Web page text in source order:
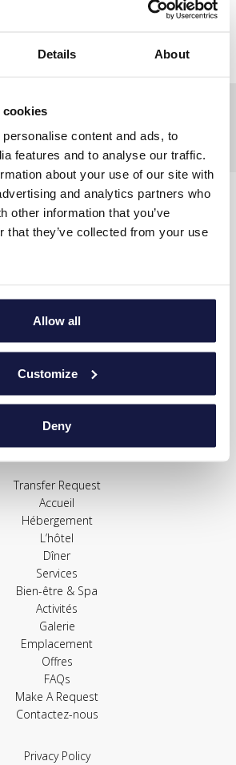
Details About
cookies
content and ads, to
features and to analyse our traffic.
about your use of our site with
and analytics partners who
other information that you’ve
that they’ve collected from your use
Allow all
Customize
Deny
CONTACT US
Str., 700 07 Stalida, Crete Greece
+30 28970 31341
reservations@ikarosvillage.gr
Transfer Request
Accueil
Hébergement
L’hôtel
Dîner
Services
Bien-être & Spa
Activités
Galerie
Emplacement
Offres
FAQs
Make A Request
Contactez-nous
Privacy Policy